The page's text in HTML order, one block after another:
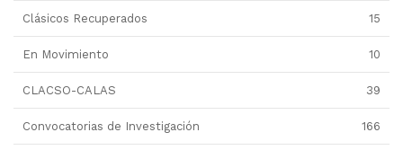
Clásicos Recuperados 15
En Movimiento 10
CLACSO-CALAS 39
Convocatorias de Investigación 166